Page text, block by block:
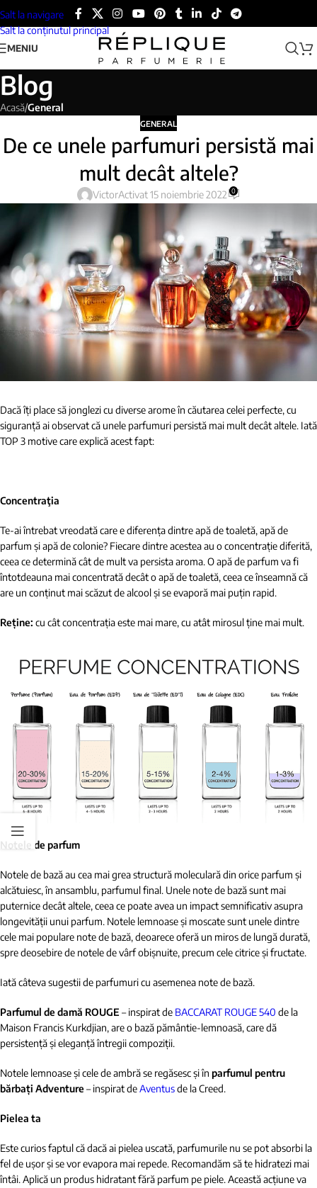
Salt la navigare
Salt la conținutul principal
MENIU
Blog
Acasă/General
GENERAL
De ce unele parfumuri persistă mai
mult decât altele?
VictorActivat 15 noiembrie 2022 0
Dacă îți place să jonglezi cu diverse arome în căutarea celei perfecte, cu
siguranță ai observat că unele parfumuri persistă mai mult decât altele. Iată
TOP 3 motive care explică acest fapt:
Concentraţia
Te-ai întrebat vreodată care e diferența dintre apă de toaletă, apă de
parfum și apă de colonie? Fiecare dintre acestea au o concentrație diferită,
ceea ce determină cât de mult va persista aroma. O apă de parfum va fi
întotdeauna mai concentrată decât o apă de toaletă, ceea ce înseamnă că
are un conținut mai scăzut de alcool și se evaporă mai puțin rapid.
Reține: cu cât concentrația este mai mare, cu atât mirosul ține mai mult.
Notele de parfum
Notele de bază au cea mai grea structură moleculară din orice parfum și
alcătuiesc, în ansamblu, parfumul final. Unele note de bază sunt mai
puternice decât altele, ceea ce poate avea un impact semnificativ asupra
longevității unui parfum. Notele lemnoase și moscate sunt unele dintre
cele mai populare note de bază, deoarece oferă un miros de lungă durată,
spre deosebire de notele de vârf obișnuite, precum cele citrice și fructate.
Iată câteva sugestii de parfumuri cu asemenea note de bază.
Parfumul de damă ROUGE – inspirat de BACCARAT ROUGE 540 de la
Maison Francis Kurkdjian, are o bază pământie-lemnoasă, care dă
persistență și eleganță întregii compoziții.
Notele lemnoase și cele de ambră se regăsesc și în parfumul pentru
bărbați Adventure – inspirat deAventusde la Creed.
Pielea ta
Este curios faptul că dacă ai pielea uscată, parfumurile nu se pot absorbi la
fel de ușor și se vor evapora mai repede. Recomandăm să te hidratezi mai
întâi. Aplică un produs hidratant fără parfum pe piele. Această acțiune va